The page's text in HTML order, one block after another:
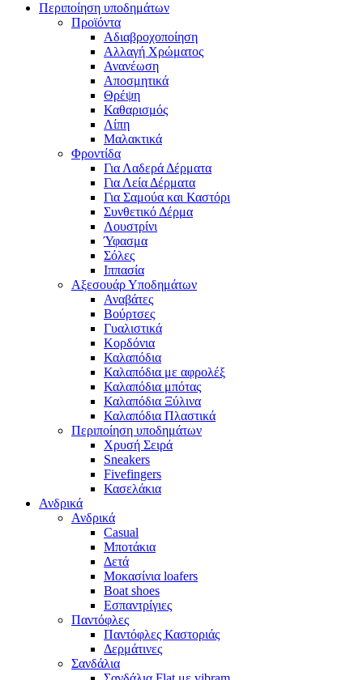
Περιποίηση υποδημάτων
Προϊόντα
Αδιαβροχοποίηση
Αλλαγή Χρώματος
Ανανέωση
Αποσμητικά
Θρέψη
Καθαρισμός
Λίπη
Μαλακτικά
Φροντίδα
Για Λαδερά Δέρματα
Για Λεία Δέρματα
Για Σαμούα και Καστόρι
Συνθετικό Δέρμα
Λουστρίνι
Ύφασμα
Σόλες
Ιππασία
Αξεσουάρ Υποδημάτων
Αναβάτες
Βούρτσες
Γυαλιστικά
Κορδόνια
Καλαπόδια
Καλαπόδια με αφρολέξ
Καλαπόδια μπότας
Καλαπόδια Ξύλινα
Καλαπόδια Πλαστικά
Περιποίηση υποδημάτων
Χρυσή Σειρά
Sneakers
Fivefingers
Κασελάκια
Ανδρικά
Ανδρικά
Casual
Μποτάκια
Δετά
Μοκασίνια loafers
Boat shoes
Εσπαντρίγιες
Παντόφλες
Παντόφλες Καστοριάς
Δερμάτινες
Σανδάλια